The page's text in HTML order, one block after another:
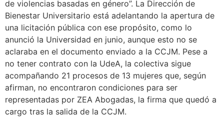
de violencias basadas en género”. La Dirección de
Bienestar Universitario está adelantando la apertura de
una licitación pública con ese propósito, como lo
anunció la Universidad en junio, aunque esto no se
aclaraba en el documento enviado a la CCJM. Pese a
no tener contrato con la UdeA, la colectiva sigue
acompañando 21 procesos de 13 mujeres que, según
afirman, no encontraron condiciones para ser
representadas por ZEA Abogadas, la firma que quedó a
cargo tras la salida de la CCJM.